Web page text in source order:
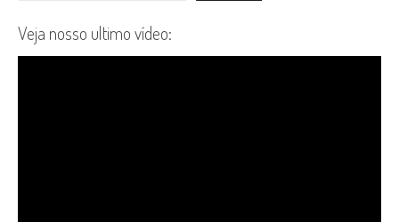
Veja nosso ultimo vídeo: